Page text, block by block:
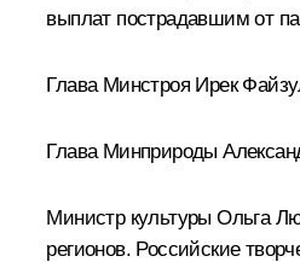
выплат пострадавшим от
Глава Минстроя Ирек
Глава Минприроды
Министр культуры Ольга
регионов. Российские